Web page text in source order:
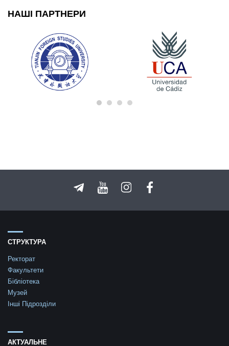
НАШІ ПАРТНЕРИ
СТРУКТУРА
Ректорат
Факультети
Бібліотека
Музей
Інші Підрозділи
АКТУАЛЬНЕ